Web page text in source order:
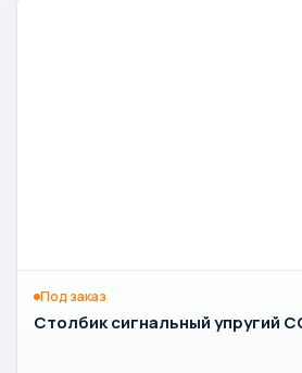
Под заказ
Столбик сигнальный упругий